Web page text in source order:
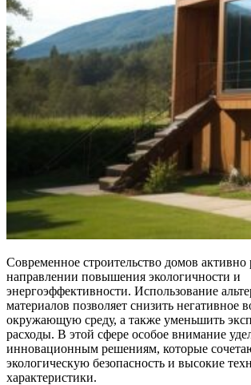
Современное строительство домов активно развивается в
направлении повышения экологичности и
энергоэффективности. Использование
материалов позволяет снизить негативное
окружающую среду, а также уменьшить
расходы. В этой сфере особое внимание
инновационным решениям, которые
экологическую безопасность и высокие
характеристики.